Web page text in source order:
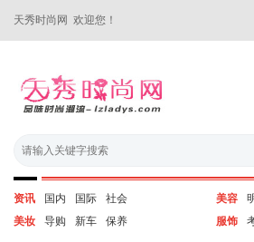
天秀时尚网 欢迎您！
资讯 国内 国际
社会
美妆
导购 新车 保养
美容
服饰